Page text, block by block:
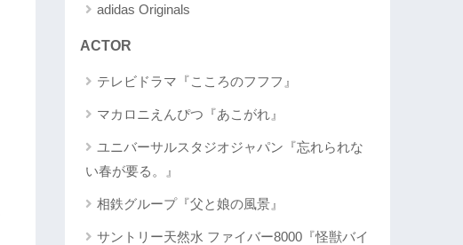
adidas Originals
ACTOR
テレビドラマ『こころのフフフ』
マカロニえんぴつ『あこがれ』
ユニバーサルスタジオジャパン『忘れられな
い春が要る。』
相鉄グループ『父と娘の風景』
サントリー天然水 ファイバー8000『怪獣バイ